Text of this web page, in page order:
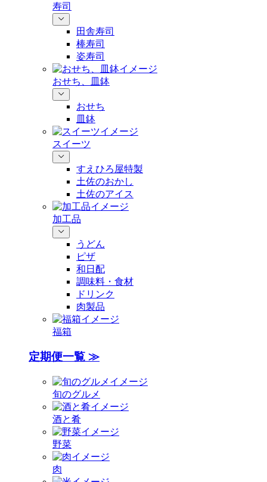
寿司
田舎寿司
棒寿司
姿寿司
おせち、皿鉢
おせち
皿鉢
スイーツ
すえひろ屋特製
土佐のおかし
土佐のアイス
加工品
うどん
ピザ
和日配
調味料・食材
ドリンク
肉製品
福箱
定期便一覧 ≫
旬のグルメ
酒と肴
野菜
肉